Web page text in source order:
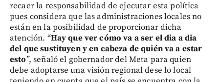
recaer la responsabilidad de ejecutar esta política
pues considera que las administraciones locales no
están en la posibilidad de proporcionar dicha
atención. “Hay que ver cómo va a ser el dia a dia
del que sustituyen y en cabeza de quién va a estar
esto”, señaló el gobernador del Meta para quien
debe adoptarse una visión regional dese lo local